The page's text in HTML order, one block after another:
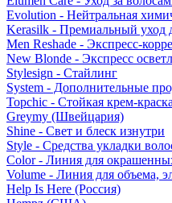
Evolution - Нейтральная
Kerasilk - Премиальный уход
Men Reshade - Экспресс-
New Blonde - Экспресс
Stylesign - Стайлинг
System - Дополнительные
Topchic - Стойкая крем-краска
Greymy (Швейцария)
Shine - Свет и блеск изнутри
Style - Средства укладки
Color - Линия для
Volume - Линия для объема,
Help Is Here (Россия)